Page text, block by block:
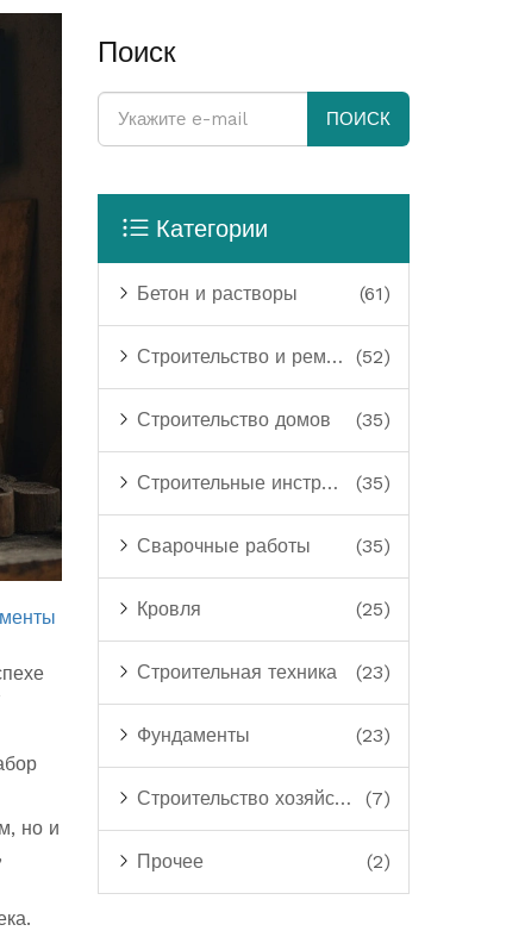
но и
Поиск
ПОИСК
Категории
Бетон и растворы (61)
Строительство и ремонт (52)
Строительство домов (35)
Строительные инструменты (35)
Сварочные работы (35)
Кровля (25)
Строительная техника (23)
Фундаменты (23)
Строительство хозяйственных построек (7)
Прочее (2)